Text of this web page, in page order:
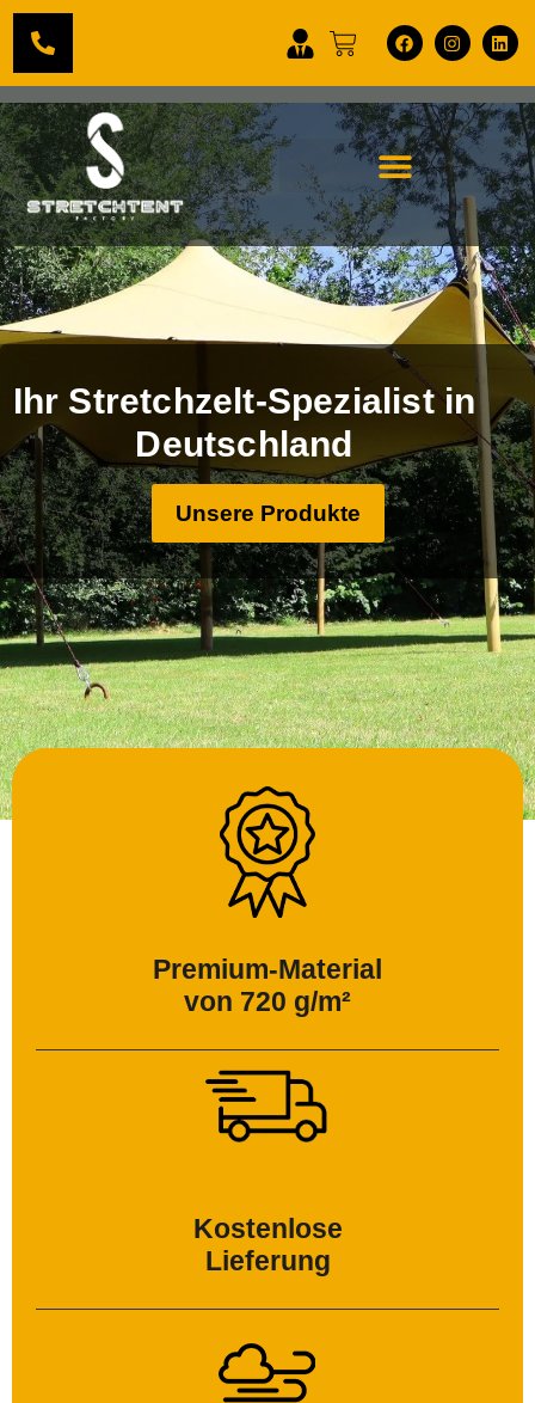
Ihr Stretchzelt-Spezialist in
Deutschland
Unsere Produkte
Premium-Material
von 720 g/m²
Kostenlose
Lieferung